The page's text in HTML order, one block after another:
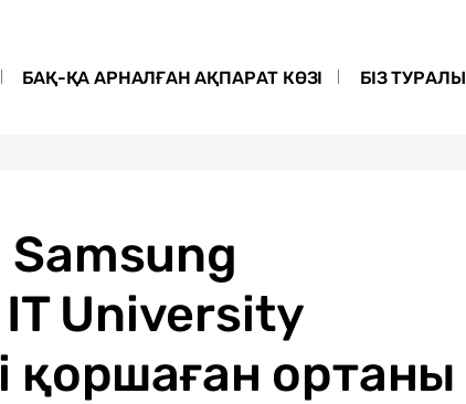
БАҚ-ҚА АРНАЛҒАН АҚПАРАТ КӨЗІ БІЗ ТУРАЛЫ
University
қоршаған ортаны